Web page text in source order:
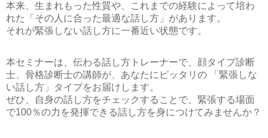
本来、生まれもった性質や、これまでの経験によって培わ
れた
「その人に合った最適な話し方」 があります。
それが緊張しない話し方に一番近い状態です。
本セミナーは、伝わる話し方トレーナーで、顔タイプ診断
士、骨格診断士の講師が、あなたにピッタリの
「緊張しな
い話し方」
タイプをお届けします。
ぜひ、自身の話し方をチェックすることで、緊張する場面
で100％の力を発揮できる話し方を身につけてみませんか？